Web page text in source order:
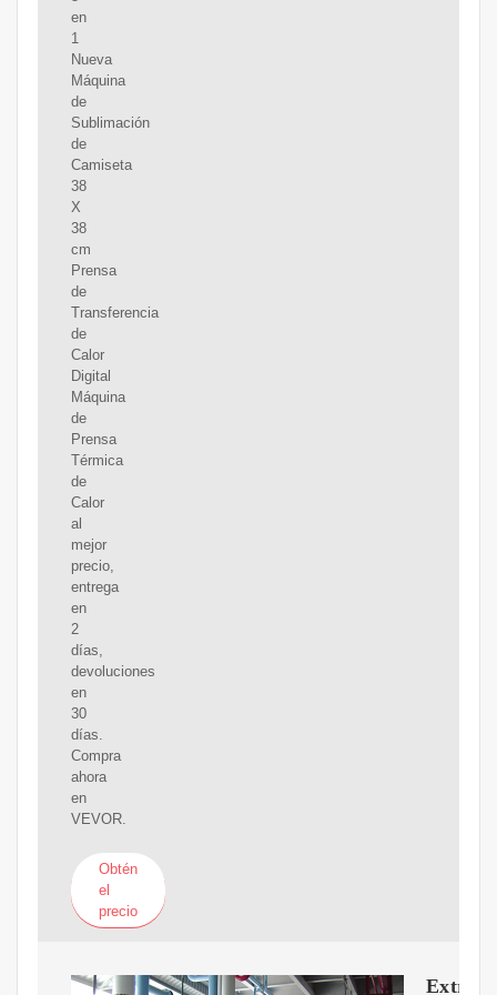
en
1
Nueva
Máquina
de
Sublimación
de
Camiseta
38
X
38
cm
Prensa
de
Transferencia
de
Calor
Digital
Máquina
de
Prensa
Térmica
de
Calor
al
mejor
precio,
entrega
en
2
días,
devoluciones
en
30
días.
Compra
ahora
en
VEVOR.
Obtén
el
precio